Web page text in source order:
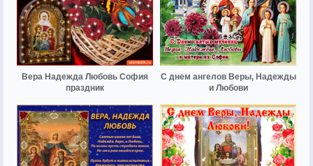
Вера Надежда Любовь София
праздник
С днем ангелов Веры, Надежды
и Любови